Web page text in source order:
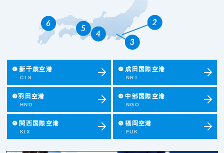
❶ 新千歳空港
CTS
❷ 成田国際空港
NRT
❸羽田空港
HND
❹ 中部国際空港
NGO
❺ 関西国際空港
KIX
❻ 福岡空港
FUK